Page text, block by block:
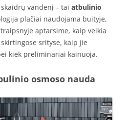
vandenį – tai atbulinio
plačiai naudojama buityje,
aptarsime, kaip veikia
srityse, kaip jie
kiek preliminariai kainuoja.
osmoso nauda